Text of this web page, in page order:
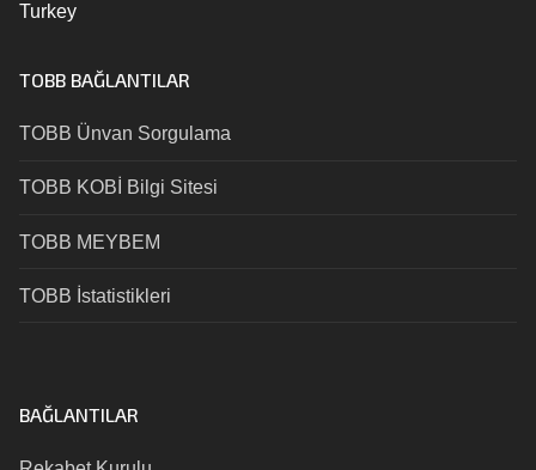
Turkey
TOBB BAĞLANTILAR
TOBB Ünvan Sorgulama
TOBB KOBİ Bilgi Sitesi
TOBB MEYBEM
TOBB İstatistikleri
BAĞLANTILAR